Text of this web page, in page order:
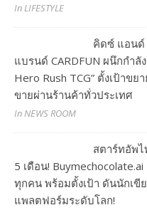
In LIFESTYLE
คิดซ์ แอนด์
แบรนด์ CARDFUN ผนึกกำลั
Hero Rush TCG” ตั้งเป้าข
ขายผ่านร้านค้าทั่วประเทศ
In NEWS ROOM
สตาร์ทอัพ
5 เดือน!
ทุกคน พร้อมตั้งเป้า ดันนักเขี
แพลตฟอร์มระดับโลก!